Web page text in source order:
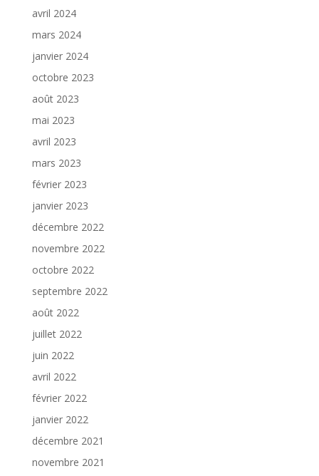
avril 2024
mars 2024
janvier 2024
octobre 2023
août 2023
mai 2023
avril 2023
mars 2023
février 2023
janvier 2023
décembre 2022
novembre 2022
octobre 2022
septembre 2022
août 2022
juillet 2022
juin 2022
avril 2022
février 2022
janvier 2022
décembre 2021
novembre 2021